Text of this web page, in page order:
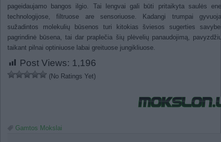
pageidaujamo bangos ilgio. Tai lengvai gali būti pritaikyta saulės
technologijose, filtruose are sensoriuose. Kadangi trumpai
sužadintos molekulių būsenos turi kitokias šviesos sugerties
pagrindinė būsena, tai dar praplečia šių plėvelių panaudojimą,
taikant pilnai optiniuose labai greituose jungikliuose.
Post Views: 1,196
(No Ratings Yet)
Gamtos Mokslai